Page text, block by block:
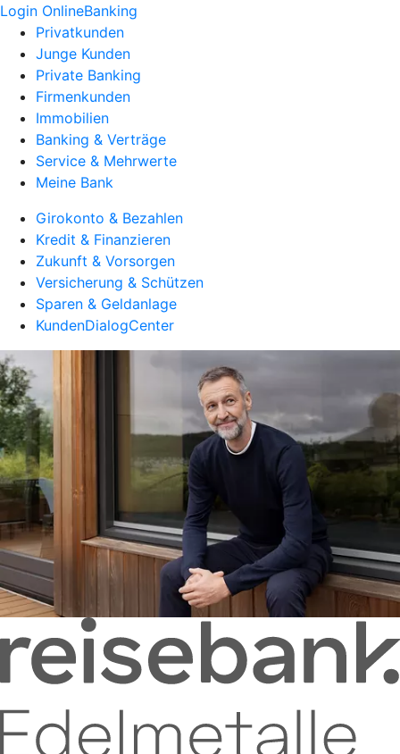
Login OnlineBanking
Privatkunden
Junge Kunden
Private Banking
Firmenkunden
Immobilien
Banking & Verträge
Service & Mehrwerte
Meine Bank
Girokonto & Bezahlen
Kredit & Finanzieren
Zukunft & Vorsorgen
Versicherung & Schützen
Sparen & Geldanlage
KundenDialogCenter